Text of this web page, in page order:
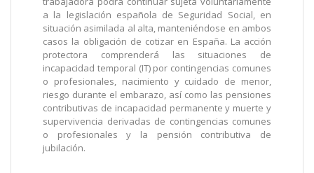
a la legislación española de Seguridad Social, en
situación asimilada al alta, manteniéndose en ambos
casos la obligación de cotizar en España. La acción
protectora comprenderá las situaciones de
incapacidad temporal (IT) por contingencias comunes
o profesionales, nacimiento y cuidado de menor,
riesgo durante el embarazo, así como las pensiones
contributivas de incapacidad permanente y muerte y
supervivencia derivadas de contingencias comunes
o profesionales y la pensión contributiva de
jubilación.